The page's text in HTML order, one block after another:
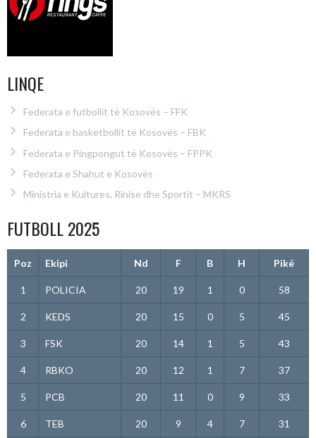
LINQE
Federata e futbollit të Kosovës – FFK
Federata e basketbollit të Kosovës – FBK
Federata e Pingpongut të Kosovës – FPPK
Federata e Shahut e Kosovës
Ministria e Kultures, Rinise dhe Sportit – MKRS
FUTBOLL 2025
Poz Ekipi Nd F B H Pikë
1 POLICIA 20 19 1 0 58
2 KEDS 20 15 0 5 45
3 FSK 20 14 1 5 43
4 RBKO 20 12 1 7 37
5 PCB 20 11 0 9 33
6 TEB 20 9 4 7 31